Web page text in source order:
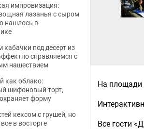
На площади
Все гости
импровизация:
лазанья с сыром
нашлось в
кабачки под десерт из
справляемся с
нашествием
как облако:
шифоновый торт,
форму
кексом с грушей, но
в восторге